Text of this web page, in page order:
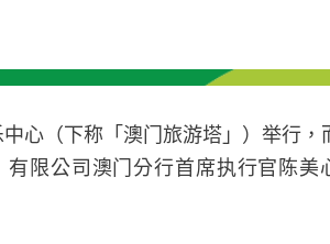
心（下称「澳门旅游塔」）举行，
限公司澳门分行首席执行官陈美